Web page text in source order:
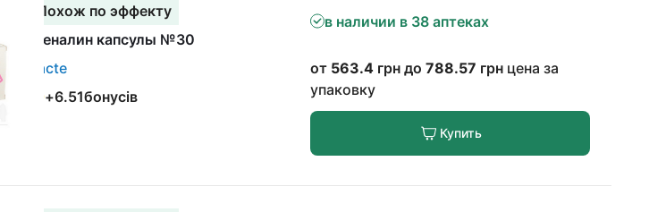
Похож по эффекту
Меналин капсулы №30
Lacte
+6.51бонусів
в наличии в 38 аптеках
от 563.4грн до 788.57 грн цена за
упаковку
Купить